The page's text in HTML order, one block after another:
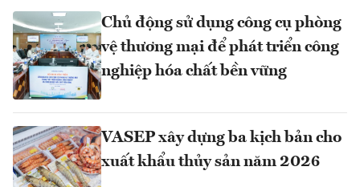
Chủ động sử dụng công cụ phòng
vệ thương mại để phát triển công
nghiệp hóa chất bền vững
VASEP xây dựng ba kịch bản cho
xuất khẩu thủy sản năm 2026